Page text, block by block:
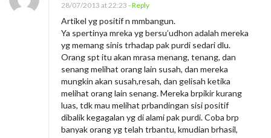
28/07/2013 at 22:23 - Reply
Artikel yg positif n mmbangun.
Ya spertinya mreka yg bersu’udhon adalah mereka
yg memang sinis trhadap pak purdi sedari dlu.
Orang spt itu akan mrasa menang, tenang, dan
senang melihat orang lain susah, dan mereka
mungkin akan susah,resah, dan gelisah ketika
melihat orang lain senang. Mereka brpikir kurang
luas, tdk mau melihat prbandingan sisi positif
dibalik kegagalan yg di alami pak purdi. Coba brp
banyak orang yg telah trbantu, kmudian brhasil,